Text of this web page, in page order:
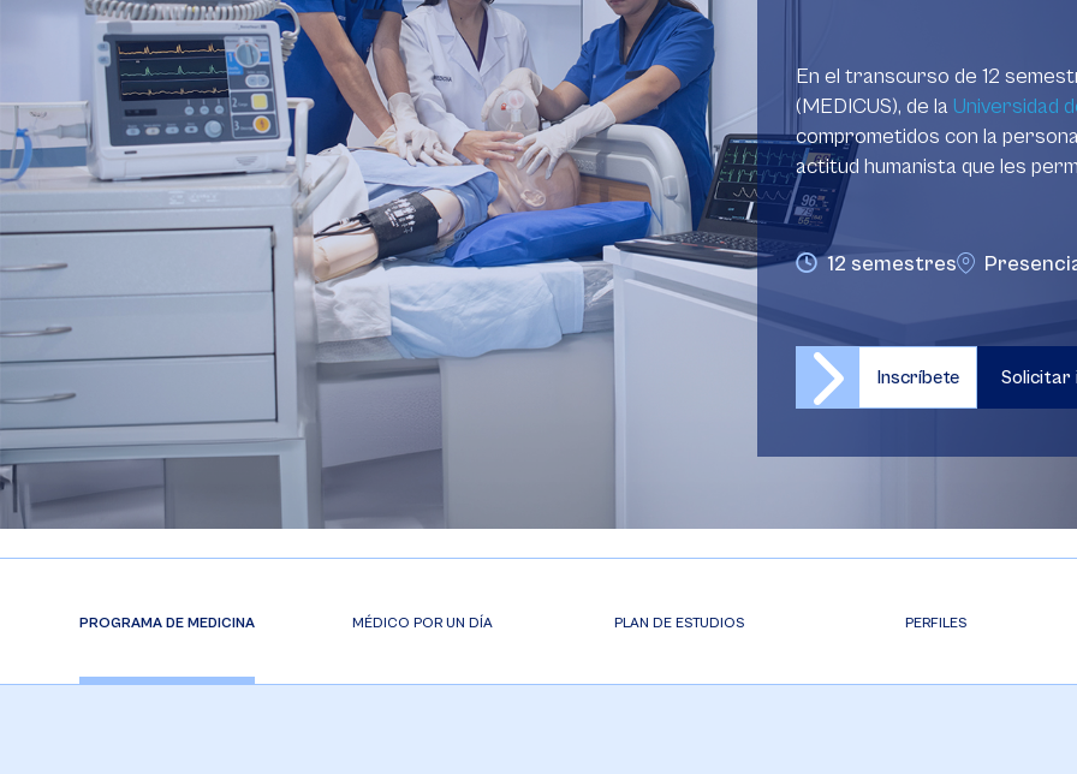
En el transcurso de 12
(MEDICUS), de la Universidad
comprometidos con la
actitud humanista que les
12 semestres
Inscríbete Solicitar
PROGRAMA DE MEDICINA MÉDICO POR UN DÍA PLAN DE ESTUDIOS PERFILES